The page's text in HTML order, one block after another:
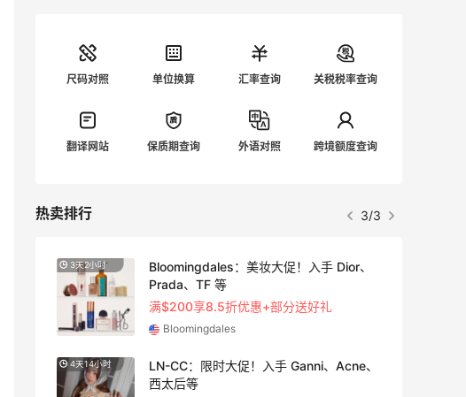
尺码对照 单位换算 汇率查询 关税税率查询
翻译网站 保质期查询 外语对照 跨境额度查询
热卖排行 3/3
3天2小时
Bloomingdales：美妆大促！入手 Dior、
Prada、TF 等
满$200享8.5折优惠+部分送好礼
Bloomingdales
4天14小时
LN-CC：限时大促！入手 Ganni、Acne、
西太后等